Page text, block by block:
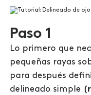
Paso 1
Lo primero que
pequeñas rayas
para después
delineado simple